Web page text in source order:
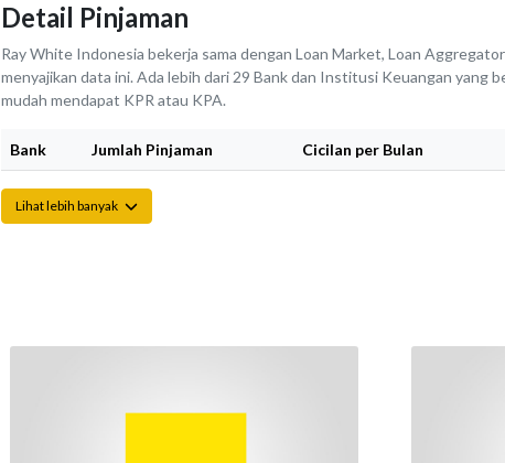
Detail Pinjaman
Ray White Indonesia bekerja sama dengan Loan Market, Loan
menyajikan data ini. Ada lebih dari 29 Bank dan Institusi Keuangan yang
mudah mendapat KPR atau KPA.
Bank Jumlah Pinjaman Cicilan per Bulan
Lihat lebih banyak